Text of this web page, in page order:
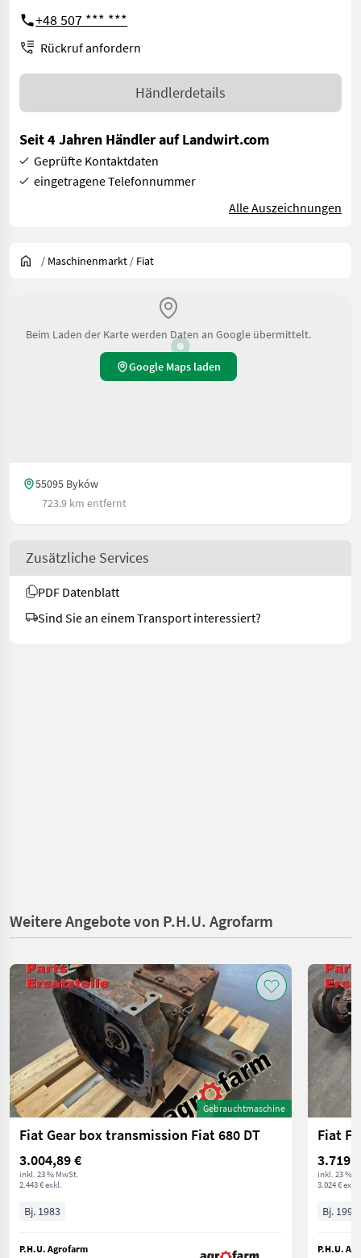
+48 507 *** ***
Rückruf anfordern
Händlerdetails
Seit 4 Jahren Händler auf Landwirt.com
Geprüfte Kontaktdaten
eingetragene Telefonnummer
Alle Auszeichnungen
/ Maschinenmarkt / Fiat
Beim Laden der Karte werden Daten an Google übermittelt.
Google Maps laden
55095 Byków
723.9 km entfernt
Zusätzliche Services
PDF Datenblatt
Sind Sie an einem Transport interessiert?
Weitere Angebote von P.H.U. Agrofarm
Gebrauchtmaschine
Fiat Gear box transmission Fiat 680 DT
3.004,89 €
inkl. 23 % MwSt.
2.443 € exkl.
Bj. 1983
P.H.U. Agrofarm
Fiat
inkl. 23 %
3.024 € exkl.
Bj. 1999
P.H.U.